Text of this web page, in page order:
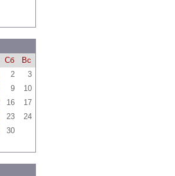
Сб
Вс
2
3
9
10
16
17
23
24
30